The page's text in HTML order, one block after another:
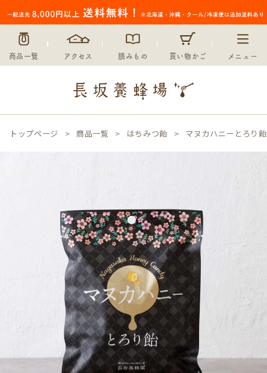
商品一覧 アクセス 読みもの 買い物かご メニュー
トップページ 商品一覧 はちみつ飴 マヌカハニーとろり飴